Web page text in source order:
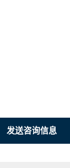
发送咨询信息